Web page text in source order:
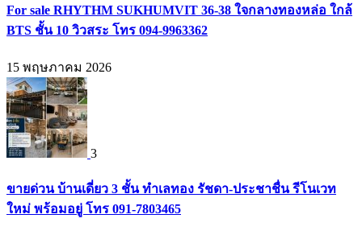
For sale RHYTHM SUKHUMVIT 36-38 ใจกลางทองหล่อ ใกล้
BTS ชั้น 10 วิวสระ โทร 094-9963362
15 พฤษภาคม 2026
3
ขายด่วน บ้านเดี่ยว 3 ชั้น ทำเลทอง รัชดา-ประชาชื่น รีโนเวท
ใหม่ พร้อมอยู่ โทร 091-7803465